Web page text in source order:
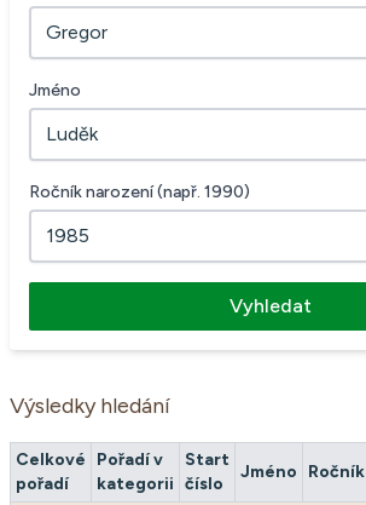
Jméno
Ročník narození (např. 1990)
Vyhledat
Výsledky hledání
Celkové
pořadí
Pořadí v
kategorii
Start
číslo
Jméno Ročník